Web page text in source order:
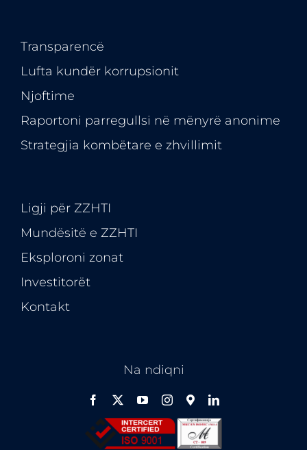
Transparencë
Lufta kundër korrupsionit
Njoftime
Raportoni parregullsi në mënyrë anonime
Strategjia kombëtare e zhvillimit
Ligji për ZZHTI
Mundësitë e ZZHTI
Eksploroni zonat
Investitorët
Kontakt
Na ndiqni